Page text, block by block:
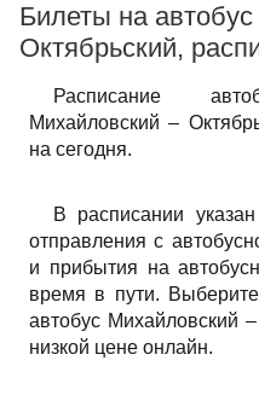
Билеты на
Октябрьский,
Расписание
Михайловский –
на сегодня.
В расписании
отправления с
и прибытия на
время в пути.
автобус Михайловский
низкой цене онлайн.